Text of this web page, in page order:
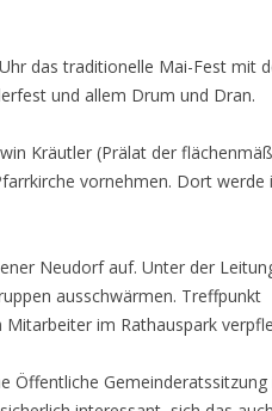
das traditionelle Mai-Fest mit
und allem Drum und Dran.
Kräutler (Prälat der
vornehmen. Dort werde
Neudorf auf. Unter der
ausschwärmen. Treffpunkt
im Rathauspark
Öffentliche Gemeinderatssitzung